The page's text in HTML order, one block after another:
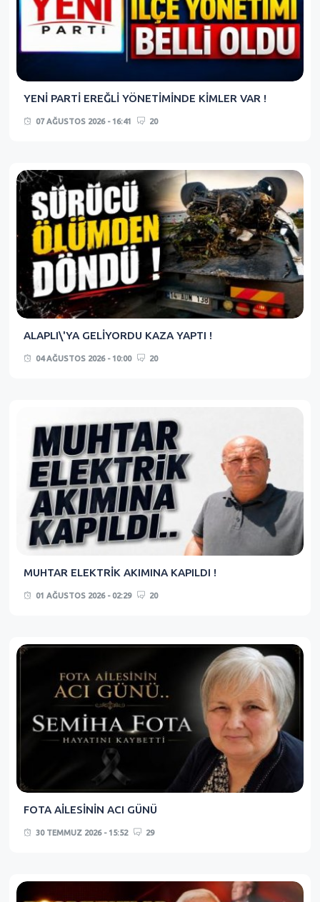
YENİ PARTİ EREĞLİ YÖNETİMİNDE KİMLER VAR !
07 AĞUSTOS 2026 - 16:41 20
ALAPLI\'YA GELİYORDU KAZA YAPTI !
04 AĞUSTOS 2026 - 10:00 20
MUHTAR ELEKTRİK AKIMINA KAPILDI !
01 AĞUSTOS 2026 - 02:29 20
FOTA AİLESİNİN ACI GÜNÜ
30 TEMMUZ 2026 - 15:52 29